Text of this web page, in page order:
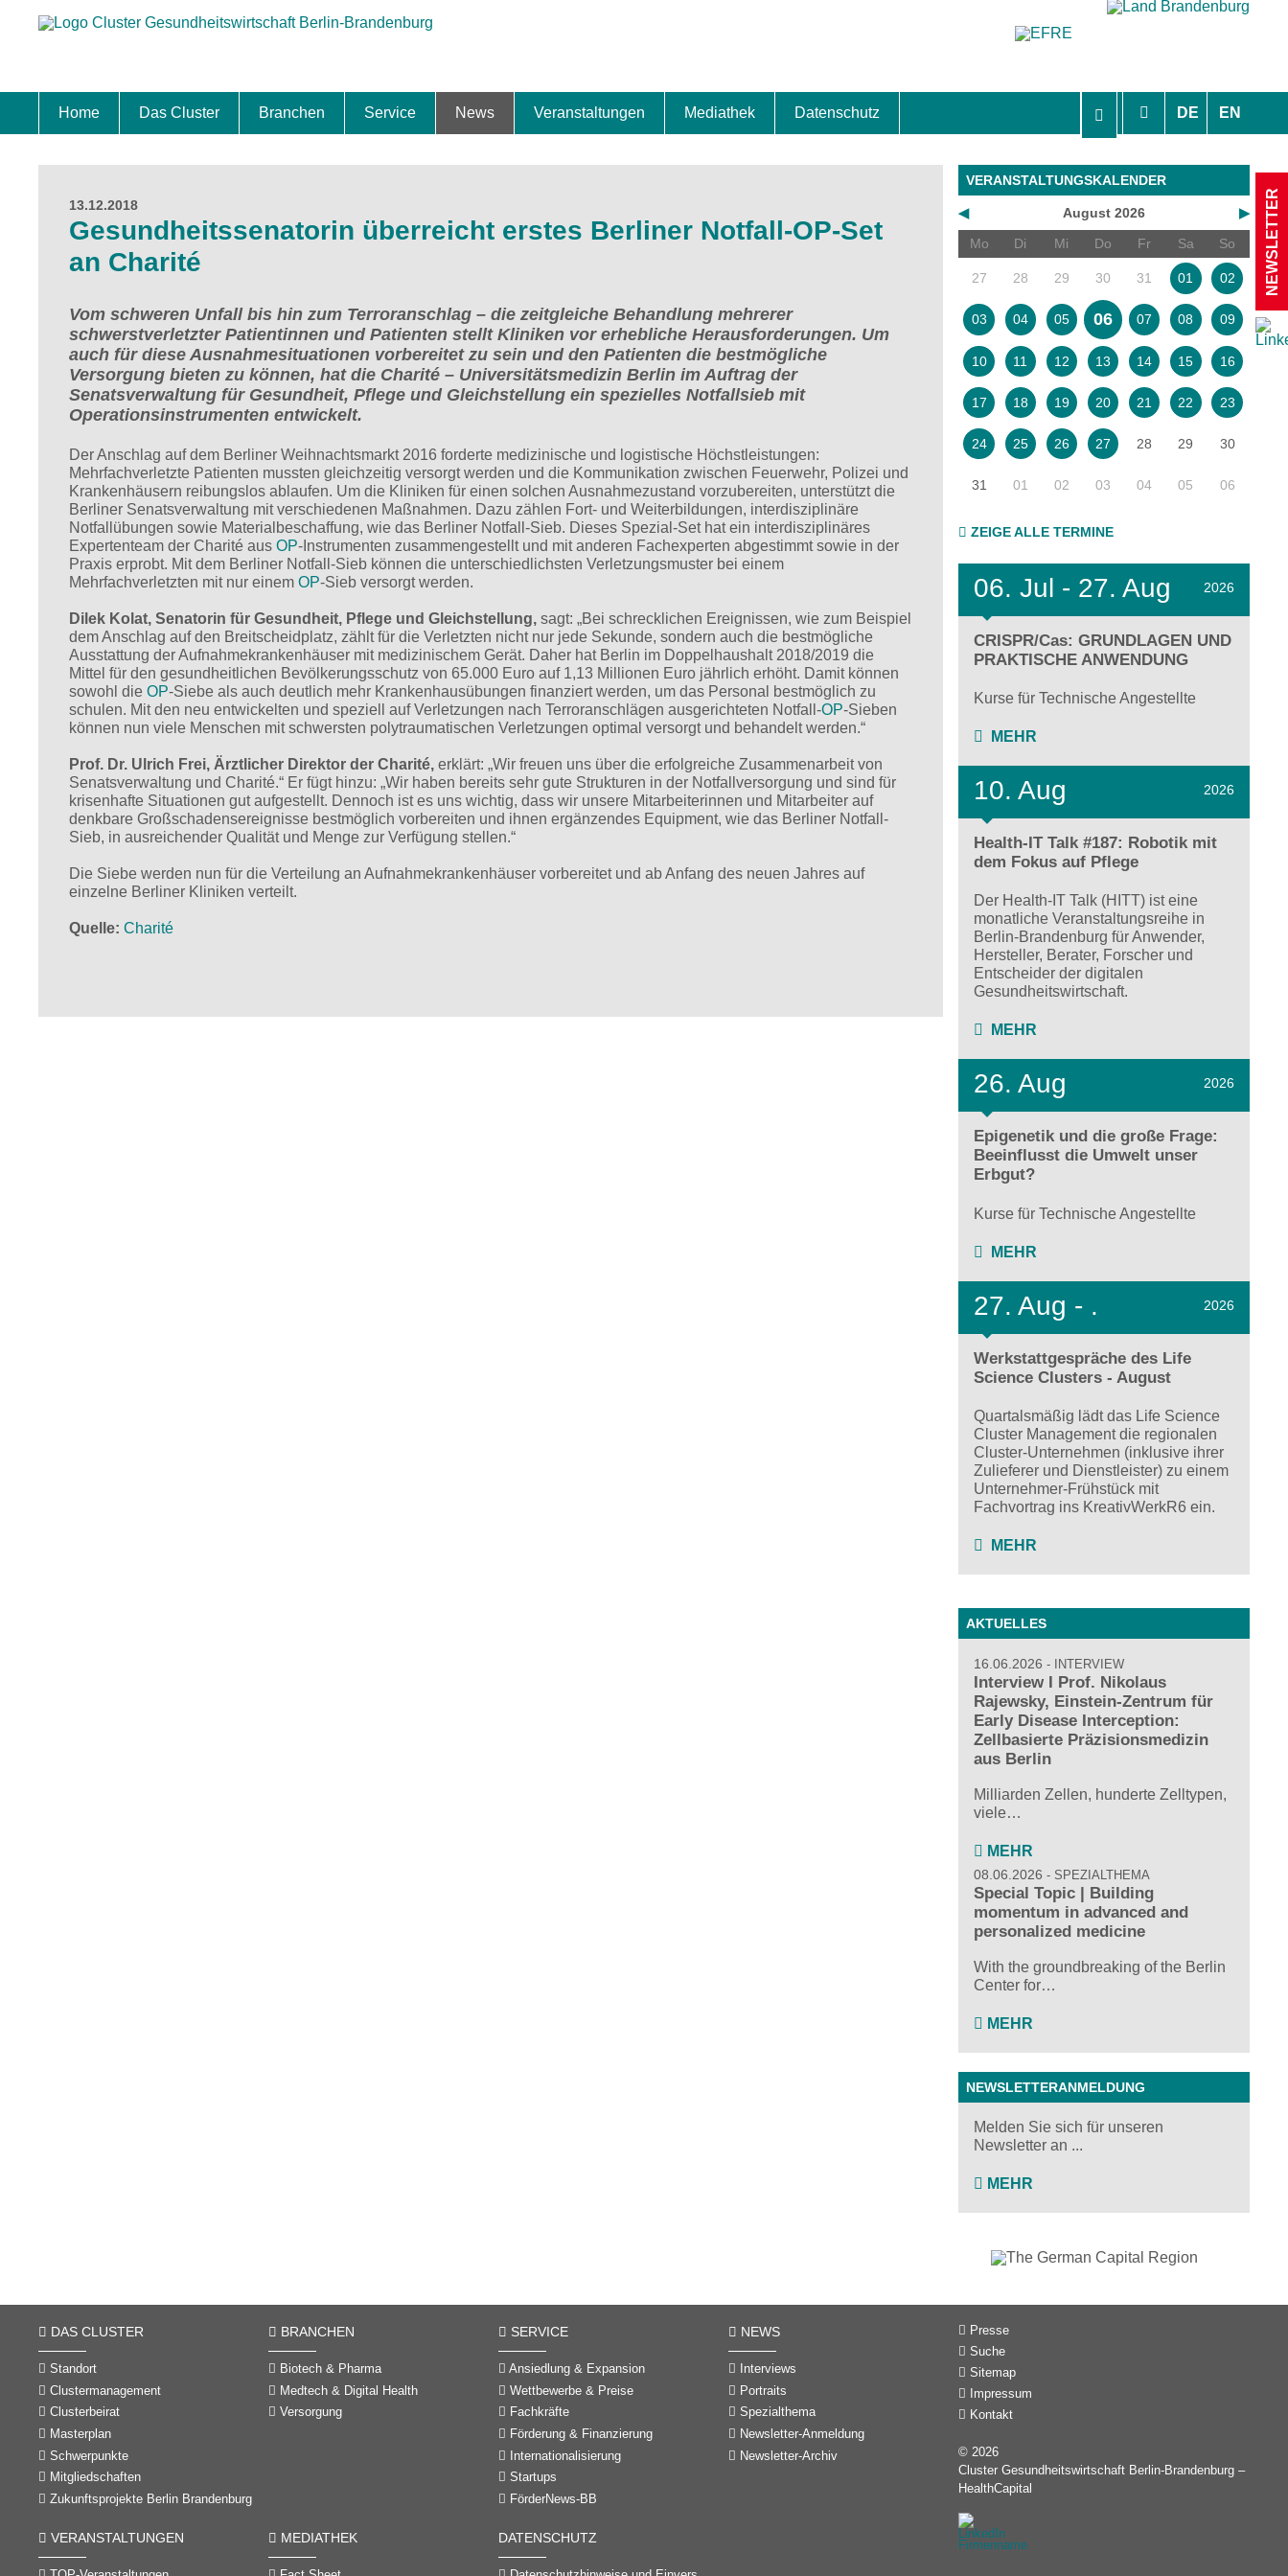
DE EN
Home Das Cluster Branchen Service News Veranstaltungen Mediathek Datenschutz
13.12.2018
Gesundheitssenatorin überreicht erstes Berliner Notfall-OP-Set
an Charité
Vom schweren Unfall bis hin zum Terroranschlag – die zeitgleiche Behandlung mehrerer
schwerstverletzter Patientinnen und Patienten stellt Kliniken vor erhebliche Herausforderungen. Um
auch für diese Ausnahmesituationen vorbereitet zu sein und den Patienten die bestmögliche
Versorgung bieten zu können, hat die Charité – Universitätsmedizin Berlin im Auftrag der
Senatsverwaltung für Gesundheit, Pflege und Gleichstellung ein spezielles Notfallsieb mit
Operationsinstrumenten entwickelt.
Der Anschlag auf dem Berliner Weihnachtsmarkt 2016 forderte medizinische und logistische Höchstleistungen:
Mehrfachverletzte Patienten mussten gleichzeitig versorgt werden und die Kommunikation zwischen Feuerwehr, Polizei und
Krankenhäusern reibungslos ablaufen. Um die Kliniken für einen solchen Ausnahmezustand vorzubereiten, unterstützt die
Berliner Senatsverwaltung mit verschiedenen Maßnahmen. Dazu zählen Fort- und Weiterbildungen, interdisziplinäre
Notfallübungen sowie Materialbeschaffung, wie das Berliner Notfall-Sieb. Dieses Spezial-Set hat ein interdisziplinäres
Expertenteam der Charité aus OP-Instrumenten zusammengestellt und mit anderen Fachexperten abgestimmt sowie in der
Praxis erprobt. Mit dem Berliner Notfall-Sieb können die unterschiedlichsten Verletzungsmuster bei einem
Mehrfachverletzten mit nur einem OP-Sieb versorgt werden.
Dilek Kolat, Senatorin für Gesundheit, Pflege und Gleichstellung, sagt: „Bei schrecklichen Ereignissen, wie zum Beispiel
dem Anschlag auf den Breitscheidplatz, zählt für die Verletzten nicht nur jede Sekunde, sondern auch die bestmögliche
Ausstattung der Aufnahmekrankenhäuser mit medizinischem Gerät. Daher hat Berlin im Doppelhaushalt 2018/2019 die
Mittel für den gesundheitlichen Bevölkerungsschutz von 65.000 Euro auf 1,13 Millionen Euro jährlich erhöht. Damit können
sowohl die OP-Siebe als auch deutlich mehr Krankenhausübungen finanziert werden, um das Personal bestmöglich zu
schulen. Mit den neu entwickelten und speziell auf Verletzungen nach Terroranschlägen ausgerichteten Notfall-OP-Sieben
können nun viele Menschen mit schwersten polytraumatischen Verletzungen optimal versorgt und behandelt werden.“
Prof. Dr. Ulrich Frei, Ärztlicher Direktor der Charité, erklärt: „Wir freuen uns über die erfolgreiche Zusammenarbeit von
Senatsverwaltung und Charité.“ Er fügt hinzu: „Wir haben bereits sehr gute Strukturen in der Notfallversorgung und sind für
krisenhafte Situationen gut aufgestellt. Dennoch ist es uns wichtig, dass wir unsere Mitarbeiterinnen und Mitarbeiter auf
denkbare Großschadensereignisse bestmöglich vorbereiten und ihnen ergänzendes Equipment, wie das Berliner Notfall-
Sieb, in ausreichender Qualität und Menge zur Verfügung stellen.“
Die Siebe werden nun für die Verteilung an Aufnahmekrankenhäuser vorbereitet und ab Anfang des neuen Jahres auf
einzelne Berliner Kliniken verteilt.
Quelle Charité
VERANSTALTUNGSKALENDER
◀ ▶
August 2026
Mo
Di Mi Do Fr Sa So
27 28 29 30 31 01 02
03 04 05 06 07 08 09
10 11 12 13 14 15 16
17 18 19 20 21 22 23
24 25 26 27 28 29 30
31 01 02 03 04 05 06
ZEIGE ALLE TERMINE
06. Jul - 27. Aug 2026
CRISPR/Cas: GRUNDLAGEN UND
PRAKTISCHE ANWENDUNG
Kurse für Technische Angestellte
MEHR
10. Aug 2026
Health-IT Talk #187: Robotik mit
dem Fokus auf Pflege
Der Health-IT Talk (HITT) ist eine
monatliche Veranstaltungsreihe in
Berlin-Brandenburg für Anwender,
Hersteller, Berater, Forscher und
Entscheider der digitalen
Gesundheitswirtschaft.
MEHR
26. Aug 2026
Epigenetik und die große Frage:
Beeinflusst die Umwelt unser
Erbgut?
Kurse für Technische Angestellte
MEHR
27. Aug - . 2026
Werkstattgespräche des Life
Science Clusters - August
Quartalsmäßig lädt das Life Science
Cluster Management die regionalen
Cluster-Unternehmen (inklusive ihrer
Zulieferer und Dienstleister) zu einem
Unternehmer-Frühstück mit
Fachvortrag ins KreativWerkR6 ein.
MEHR
AKTUELLES
16.06.2026 INTERVIEW
Interview I Prof. Nikolaus
Rajewsky, Einstein-Zentrum für
Early Disease Interception:
Zellbasierte Präzisionsmedizin
aus Berlin
Milliarden Zellen, hunderte Zelltypen,
viele…
MEHR
08.06.2026 SPEZIALTHEMA
Special Topic | Building
momentum in advanced and
personalized medicine
With the groundbreaking of the Berlin
Center for…
MEHR
NEWSLETTERANMELDUNG
Melden Sie sich für unseren
Newsletter an ...
MEHR
NEWSLETTER
DAS CLUSTER
Standort
Clustermanagement
Clusterbeirat
Masterplan
Schwerpunkte
Mitgliedschaften
Zukunftsprojekte Berlin Brandenburg
BRANCHEN
Biotech & Pharma
Medtech & Digital Health
Versorgung
SERVICE
Ansiedlung & Expansion
Wettbewerbe & Preise
Fachkräfte
Förderung & Finanzierung
Internationalisierung
Startups
FörderNews-BB
NEWS
Interviews
Portraits
Spezialthema
Newsletter-Anmeldung
Newsletter-Archiv
VERANSTALTUNGEN MEDIATHEK DATENSCHUTZ
Presse
Suche
Sitemap
Impressum
Kontakt
© 2026
Cluster Gesundheitswirtschaft Berlin-Brandenburg –
HealthCapital